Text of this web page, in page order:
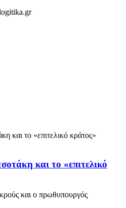
και το «επιτελικό